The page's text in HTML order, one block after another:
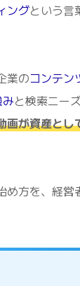
ングという言
業のコンテン
と検索ニー
画が資産とし
め方を、経